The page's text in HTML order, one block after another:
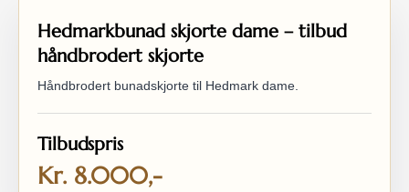
Hedmarkbunad skjorte dame – tilbud
håndbrodert skjorte
Håndbrodert bunadskjorte til Hedmark dame.
Tilbudspris
Kr. 8.000,-